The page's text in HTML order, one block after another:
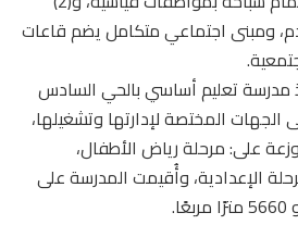
ومبنى اجتماعي متكامل يضم قاعات
مدرسة تعليم أساسي بالحي السادس
الجهات المختصة لإدارتها وتشغيلها،
موزعة على: مرحلة رياض الأطفال،
الإعدادية، وأُقيمت المدرسة على